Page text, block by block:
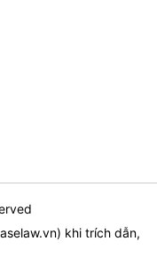
) khi trích dẫn,